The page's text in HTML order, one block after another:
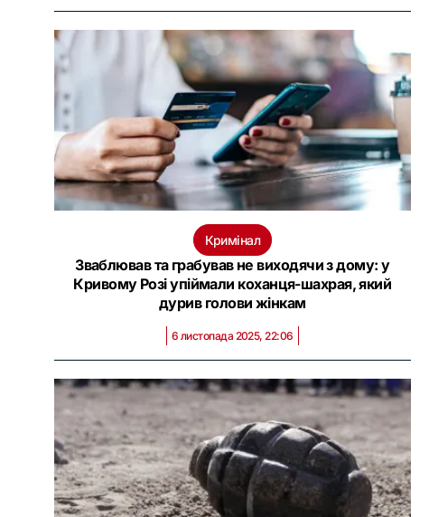
Кримінал
Зваблював та грабував не виходячи з дому: у
Кривому Розі упіймали коханця-шахрая, який
дурив голови жінкам
6 листопада 2025, 22:06